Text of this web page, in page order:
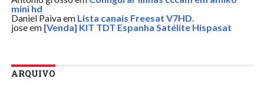
mini hd
Daniel Paivaem Lista canais Freesat V7HD.
joseem [Venda] KIT TDT Espanha Satélite Hispasat
ARQUIVO